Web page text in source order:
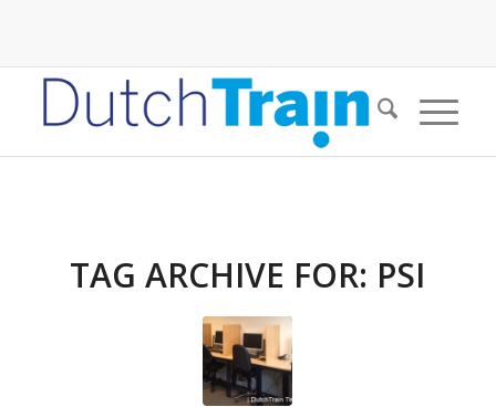
TAG ARCHIVE FOR: PSI